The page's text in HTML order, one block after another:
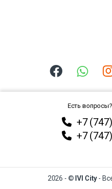
Есть
+7
+7
2026 - © IVI City -